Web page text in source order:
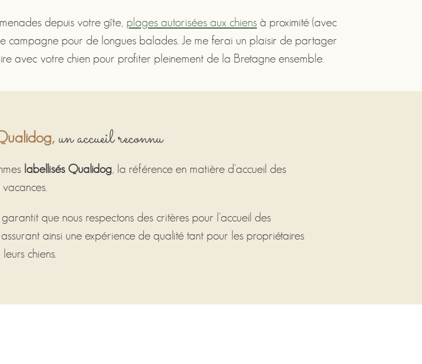
depuis votre gîte, plages autorisées aux chiens à proximité (avec
campagne pour de longues balades. Je me ferai un plaisir de partager
avec votre chien pour profiter pleinement de la Bretagne ensemble.
un accueil reconnu
labellisés Qualidog, la référence en matière d’accueil des
que nous respectons des critères pour l'accueil des
ainsi une expérience de qualité tant pour les propriétaires
chiens.